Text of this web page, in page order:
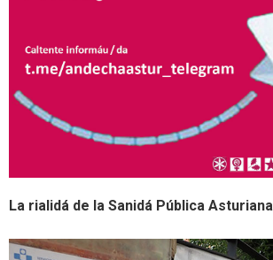
La rialidá de la Sanidá Pública Asturiana